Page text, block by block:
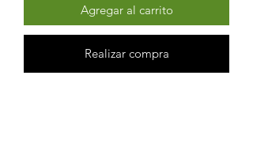
Agregar al carrito
Realizar compra